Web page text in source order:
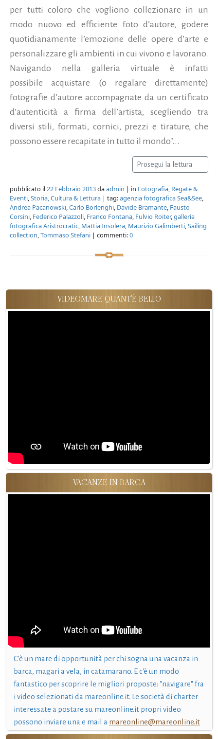
per tutti coloro che vogliono collezionare in un
modo nuovo ed efficiente foto d’autore, godere
quotidianamente l’emozione delle opere d’arte e
personalizzare gli ambienti in cui vivono e lavorano.
Navigando nella galleria virtuale è infatti
possibile acquistare (o regalare direttamente)
fotografie d’autore accompagnate da un certificato
d’autenticità a firma dell’artista, scegliendo tra
diversi stili, formati, cornici, prezzi e tirature, che
possono essere recapitate in tutto il mondo"...
Prosegui la lettura
pubblicato il22 Febbraio 2013daadmin | in Fotografia, Regate &
Eventi,Storia, Cultura & Lettura | tag:agenzia fotografica Sea&See,
Andrea Pacanowski,Carlo Borlenghi, Davide Bramante, Fausto
Corsini, Federico Palazzoli, Franco Fontana, Fulvio Roiter,galleria
fotografica Aristrocratic, Mattia Insolera, Maurizio Galimberti,Sailing
collection,Tommaso Stefani | commenti:0
VIDEOMARE QUANT'È BELLO
VACANZE IN BARCA
C'è un mare di opportunità per chi sogna una vacanza in
barca, magari a vela, in catamarano. E c'è un modo
fantastico per scoprire le migliori proposte: "navigare" fra
i video selezionati da mareonline.it. Le società di charter
interessate a postare su mareonline.it propri video
possono inviare una e mail a mareonline@mareonline.it